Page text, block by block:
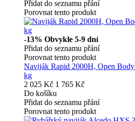
Přidat do seznamu přání
Porovnat tento produkt
-13% Obvykle 5-9 dní
Přidat do seznamu přání
Porovnat tento produkt
Naviják Rapid 2000H, Open
kg
2 025 Kč 1 765 Kč
Do košíku
Přidat do seznamu přání
Porovnat tento produkt